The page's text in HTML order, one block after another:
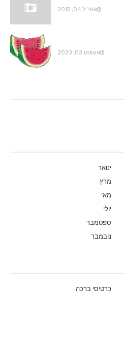
אפריל 04, 2015
אוגוסט 03, 2023
ינואר
מרץ
מאי
יולי
ספטמבר
נובמבר
כרטיסי ברכה